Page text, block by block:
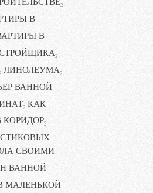
2
В
В
2
ЛИНОЛЕУМА2
ВАННОЙ
2 КАК
КОРИДОР2
СВОИМИ
ВАННОЙ
МАЛЕНЬКОЙ